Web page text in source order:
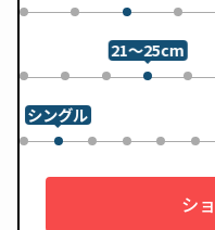
0 1 2 3
0 1 2 3
21～25cm
4
0 1
シングル
2 3 4 5
シ